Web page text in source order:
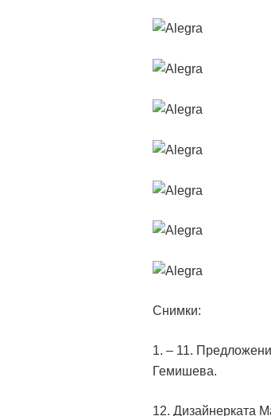
Снимки:
1. – 11.
Гемишева.
12. Дизайнерката